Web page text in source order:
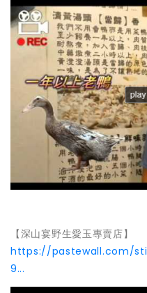
【深山宴野生愛玉專賣店】
https://pastewall.com/
9...